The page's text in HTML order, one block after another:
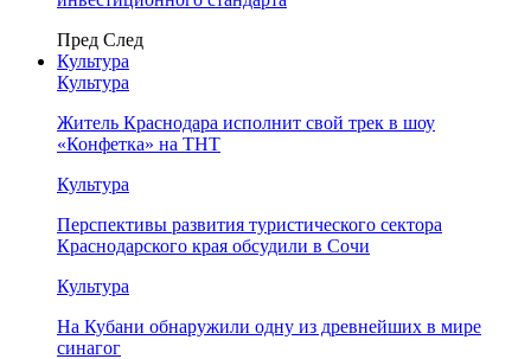
Пред След
Культура
Культура
Житель Краснодара исполнит свой трек в шоу
«Конфетка» на ТНТ
Культура
Перспективы развития туристического сектора
Краснодарского края обсудили в Сочи
Культура
На Кубани обнаружили одну из древнейших в мире
синагог